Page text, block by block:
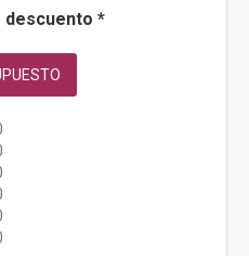
descuento *